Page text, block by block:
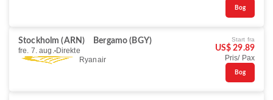
Bog
Stockholm (ARN)
Bergamo (BGY)
fre. 7. aug. Direkte
Ryanair
Start fra
US$ 29.89
Pris/ Pax
Bog